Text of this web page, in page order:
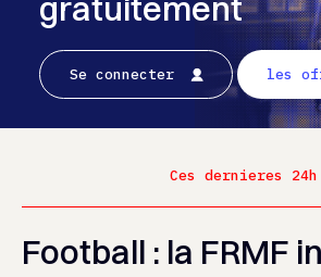
Se connecter les
Ces dernieres 24h
Football : la FRMF